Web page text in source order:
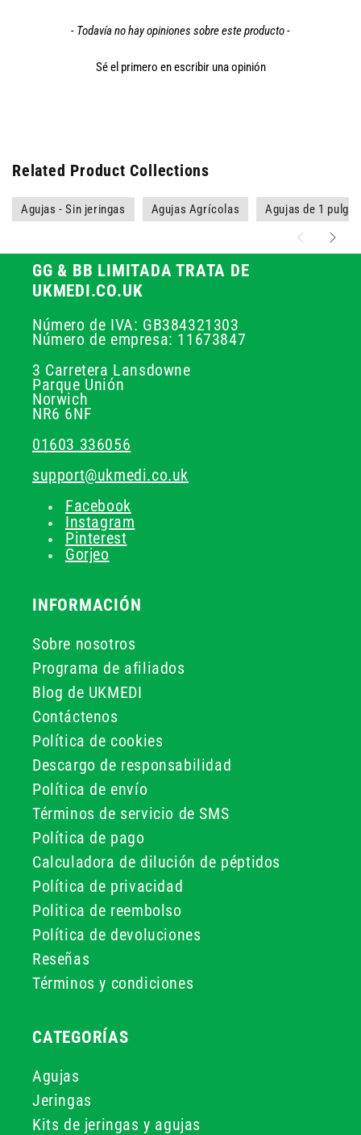
- Todavía no hay opiniones sobre este producto -
Sé el primero en escribir una opinión
Related Product Collections
Agujas - Sin jeringas Agujas Agrícolas Agujas de 1
GG & BB LIMITADA TRATA DE
UKMEDI.CO.UK
Número de IVA: GB384321303
Número de empresa: 11673847
3 Carretera Lansdowne
Parque Unión
Norwich
NR6 6NF
01603 336056
support@ukmedi.co.uk
Facebook
Instagram
Pinterest
Gorjeo
INFORMACIÓN
Sobre nosotros
Programa de afiliados
Blog de UKMEDI
Contáctenos
Política de cookies
Descargo de responsabilidad
Política de envío
Términos de servicio de SMS
Política de pago
Calculadora de dilución de péptidos
Política de privacidad
Politica de reembolso
Política de devoluciones
Reseñas
Términos y condiciones
CATEGORÍAS
Agujas
Jeringas
Kits de jeringas y agujas